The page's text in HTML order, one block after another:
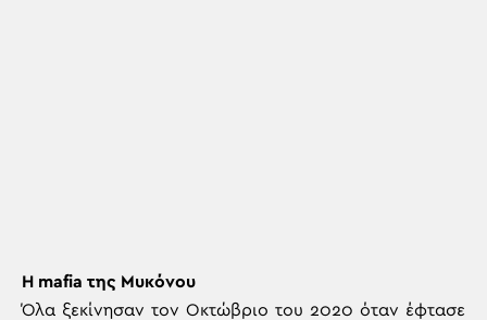
H mafia της Μυκόνου
Όλα ξεκίνησαν τον Οκτώβριο του 2020 όταν έφτασε